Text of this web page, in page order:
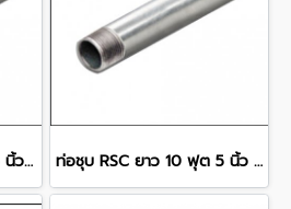
ท่อชุบ RSC ยาว 10 ฟุต 4 นิ้ว 5.72 มม. ท่อชุบ RSC ยาว 10 ฟุต 5 นิ้ว 6.22 มม.